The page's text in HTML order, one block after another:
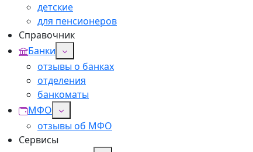
детские
для пенсионеров
Справочник
Банки
отзывы о банках
отделения
банкоматы
МФО
отзывы об МФО
Сервисы